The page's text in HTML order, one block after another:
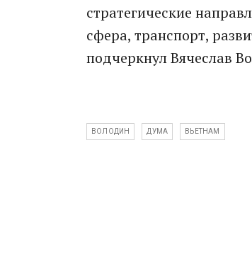
стратегические
сфера, транспорт,
подчеркнул Вячеслав
ВОЛОДИН ДУМА ВЬЕТНАМ